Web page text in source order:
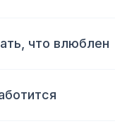
что влюблен